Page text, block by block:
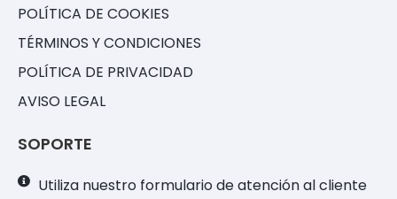
POLÍTICA DE COOKIES
TÉRMINOS Y CONDICIONES
POLÍTICA DE PRIVACIDAD
AVISO LEGAL
SOPORTE
Utiliza nuestro formulario de atención al cliente